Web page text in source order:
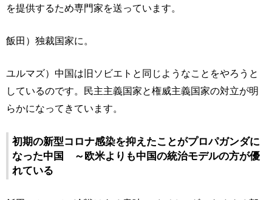
を提供するため専門家を送っています。
飯田）独裁国家に。
ユルマズ）中国は旧ソビエトと同じようなことをやろうと
しているのです。民主主義国家と権威主義国家の対立が明
らかになってきています。
初期の新型コロナ感染を抑えたことがプロパガンダに
なった中国 ～欧米よりも中国の統治モデルの方が優
れている